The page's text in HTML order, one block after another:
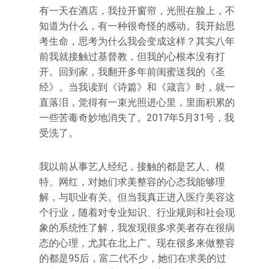
有一天在酒店，我拉开窗帘，光照在脸上，不
知道为什么，有一种很奇怪的感动。我开始思
考生命，思考为什么我会变成这样？其实八年
前我就接触过基督教，但我的心根本没有打
开。回到家，我翻开多年前闺蜜送我的《圣
经》。当我读到《诗篇》和《箴言》时，就一
直落泪，觉得有一束光照进心里，里面积累的
一些苦毒奇妙地消失了。2017年5月31号，我
受洗了。
我以前从事艺人经纪，接触的都是艺人、模
特、网红，对她们求美整容的心态我能够理
解，与职业有关。但当我真正进入医疗美容这
个行业，随着对专业知识、行业规则和社会现
象的系统性了解，我发现很多求美者存在很病
态的心理，尤其在北上广。现在很多来做整容
的都是95后，富二代不少，她们在求美的过